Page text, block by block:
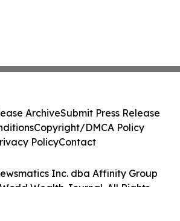
Inc. dba Affinity Group
Wealth Journal. All Rights
ArchiveSubmit Press Release
Copyright/DMCA Policy
PolicyContact